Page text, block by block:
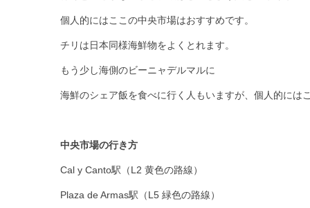
個人的にはここの中央市場はおすすめです。
チリは日本同様海鮮物をよくとれます。
もう少し海側のビーニャデルマルに
海鮮のシェア飯を食べに行く人もいますが、個人的には
中央市場の行き方
Cal y Canto駅（L2 黄色の路線）
Plaza de Armas駅（L5 緑色の路線）